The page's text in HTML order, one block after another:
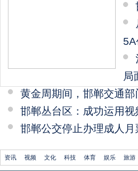
局
黄金周期间，邯郸交通
邯郸丛台区：成功运用
邯郸公交停止办理成人月
资讯 视频 文化 科技 体育 娱乐 旅游